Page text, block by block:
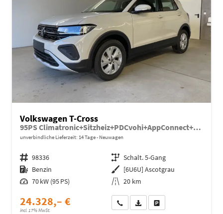
Volkswagen T-Cross
95PS Climatronic+Sitzheiz+PDCvohi+AppConnect+Side+TravelAssist+ACC
unverbindliche Lieferzeit: 14 Tage Neuwagen
Fahrzeugnr. 98336 Getriebe Schalt. 5-Gang
Kraftstoff Benzin Außenfarbe [6U6U] Ascotgrau
Leistung 70 kW (95 PS) Kilometerstand 20 km
24.328,– €
incl. 17% MwSt.
Wir rufen Sie anFahrzeugexposé (PDF)